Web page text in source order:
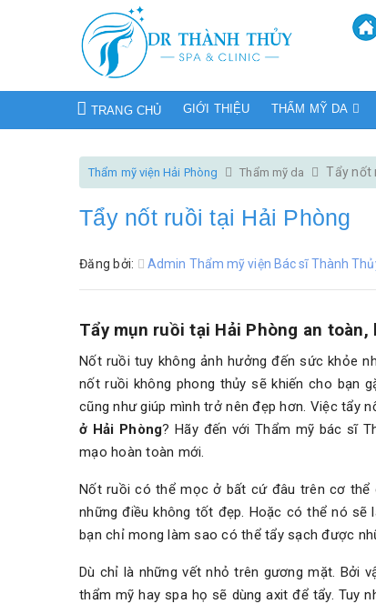
TRANG CHỦ GIỚI THIỆU THẨM MỸ DA
Thẩm mỹ viện Hải Phòng Thẩm mỹ da Tẩy nốt
Tẩy nốt ruồi tại Hải Phòng
Đăng bởi: Admin Thẩm mỹ viện Bác sĩ Thành
Tẩy mụn ruồi tại Hải Phòng an
Nốt ruồi tuy không ảnh hưởng đến sức khỏe
nốt ruồi không phong thủy sẽ khiến cho bạn
cũng như giúp mình trở nên đẹp hơn. Việc tẩy
ở Hải Phòng? Hãy đến với Thẩm mỹ bác sĩ
mạo hoàn toàn mới.
Nốt ruồi có thể mọc ở bất cứ đâu trên cơ thể
những điều không tốt đẹp. Hoặc có thể nó sẽ
bạn chỉ mong làm sao có thể tẩy sạch được
Dù chỉ là những vết nhỏ trên gương mặt. Bởi
thẩm mỹ hay spa họ sẽ dùng axit để tẩy. Tuy